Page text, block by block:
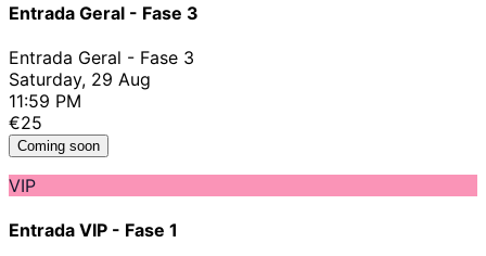
Entrada Geral - Fase 3
Entrada Geral - Fase 3
Saturday, 29 Aug
11:59 PM
€25
Coming soon
VIP
Entrada VIP - Fase 1